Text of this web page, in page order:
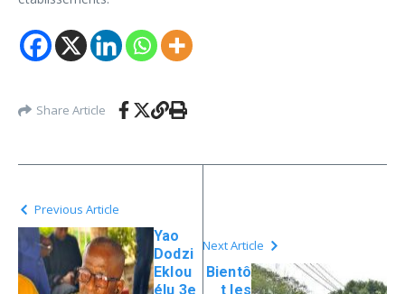
Share Article
Previous Article
Yao
Dodzi
Eklou
élu 3e
Next Article
Bientô
t les